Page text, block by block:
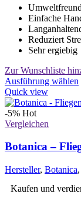
Einfache
Reduziert
Sehr ergiebig
Zur Wunschliste
Ausführung wählen
Quick view
-5% Hot
Vergleichen
Botanica –
Hersteller, Botanica,
Kaufen und